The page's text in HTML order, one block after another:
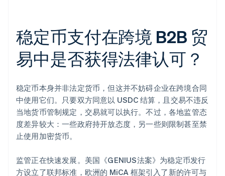
稳定币支付在跨境 B2B 贸
易中是否获得法律认可？
稳定币本身并非法定货币，但这并不妨碍企业在跨境合同
中使用它们。只要双方同意以 USDC 结算，且交易不违反
当地货币管制规定，交易就可以执行。不过，各地监管态
度差异较大：一些政府持开放态度，另一些则限制甚至禁
止使用加密货币。
监管正在快速发展。美国《GENIUS法案》为稳定币发行
方设立了联邦标准，欧洲的 MiCA 框架引入了新的许可与